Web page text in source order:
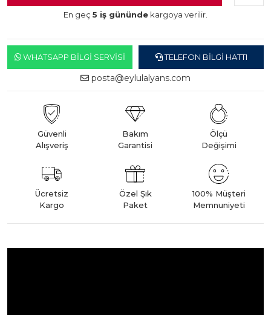
En geç 5 iş gününde kargoya verilir.
WHATSAPP BILGI SERVISI TELEFON BILGI HATTI
posta@eylulalyans.com
Güvenli
Alışveriş
Bakım
Garantisi
Ölçü
Değişimi
Ücretsiz
Kargo
Özel Şık
Paket
100% Müşteri
Memnuniyeti